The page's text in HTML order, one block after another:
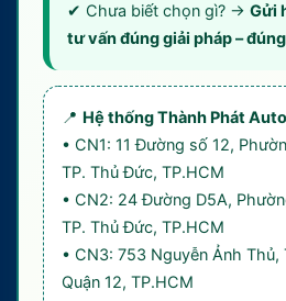
✔ Chưa biết chọn gì? → Gửi
tư vấn đúng giải pháp –
📍 Hệ thống Thành Phát
• CN1: 11 Đường số 12,
TP. Thủ Đức, TP.HCM
• CN2: 24 Đường D5A,
TP. Thủ Đức, TP.HCM
• CN3: 753 Nguyễn Ảnh Thủ,
Quận 12, TP.HCM